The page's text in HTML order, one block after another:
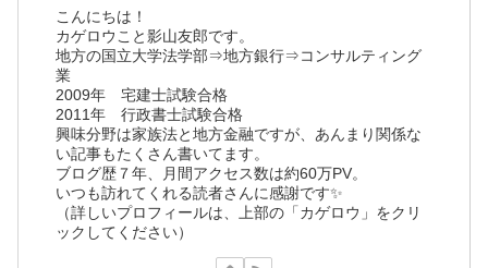
こんにちは！
カゲロウこと影山友郎です。
地方の国立大学法学部⇒地方銀行⇒コンサルティング
業
2009年 宅建士試験合格
2011年 行政書士試験合格
興味分野は家族法と地方金融ですが、あんまり関係な
い記事もたくさん書いてます。
ブログ歴７年、月間アクセス数は約60万PV。
いつも訪れてくれる読者さんに感謝です✨
（詳しいプロフィールは、上部の「カゲロウ」をクリ
ックしてください）